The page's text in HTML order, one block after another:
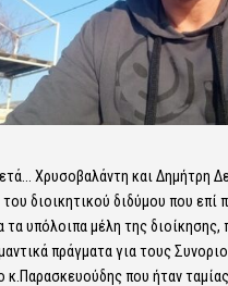
Χρυσοβαλάντη και Δημήτρη
διοικητικού διδύμου που επί
τα υπόλοιπα μέλη της διοίκησης,
πράγματα για τους
κ.Παρασκευούδης που ήταν